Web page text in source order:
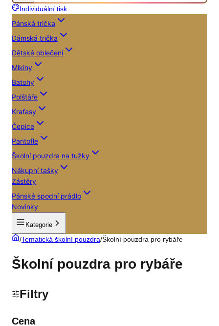
Individuální tisk
Pánská trička
Dámská trička
Dětské oblečení
Mikiny
Batohy
Polštáře
Kraťasy
Čepice
Pantofle
Školní pouzdra na tužky
Nákupní tašky
Zástěry
Pánské spodní prádlo
Novinky
Kategorie
/Tematická školní pouzdra/Školní pouzdra pro rybáře
Školní pouzdra pro rybáře
Filtry
Cena